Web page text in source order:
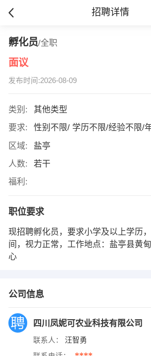
招聘详情
孵化员/全职
面议
发布时间:2026-08-09
类别:
其他类型
要求:
性别不限/ 学历不限/经验不限/
区域:
盐亭
人数:
若干
福利:
职位要求
现招聘孵化员，要求小学及以上学历
间，视力正常，工作地点：盐亭县黄
心
公司信息
四川凤妮可农业科技有限公司
联系人： 汪智勇